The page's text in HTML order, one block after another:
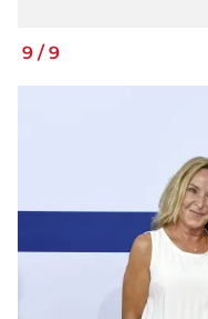
9 / 9